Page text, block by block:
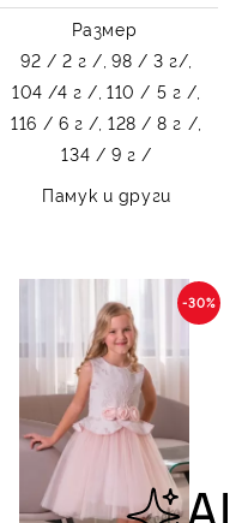
Размер
92 / 2 г /, 98 / 3 г/,
104 /4 г /, 110 / 5 г /,
116 / 6 г /, 128 / 8 г /,
134 / 9 г /
Памук и други
-30%